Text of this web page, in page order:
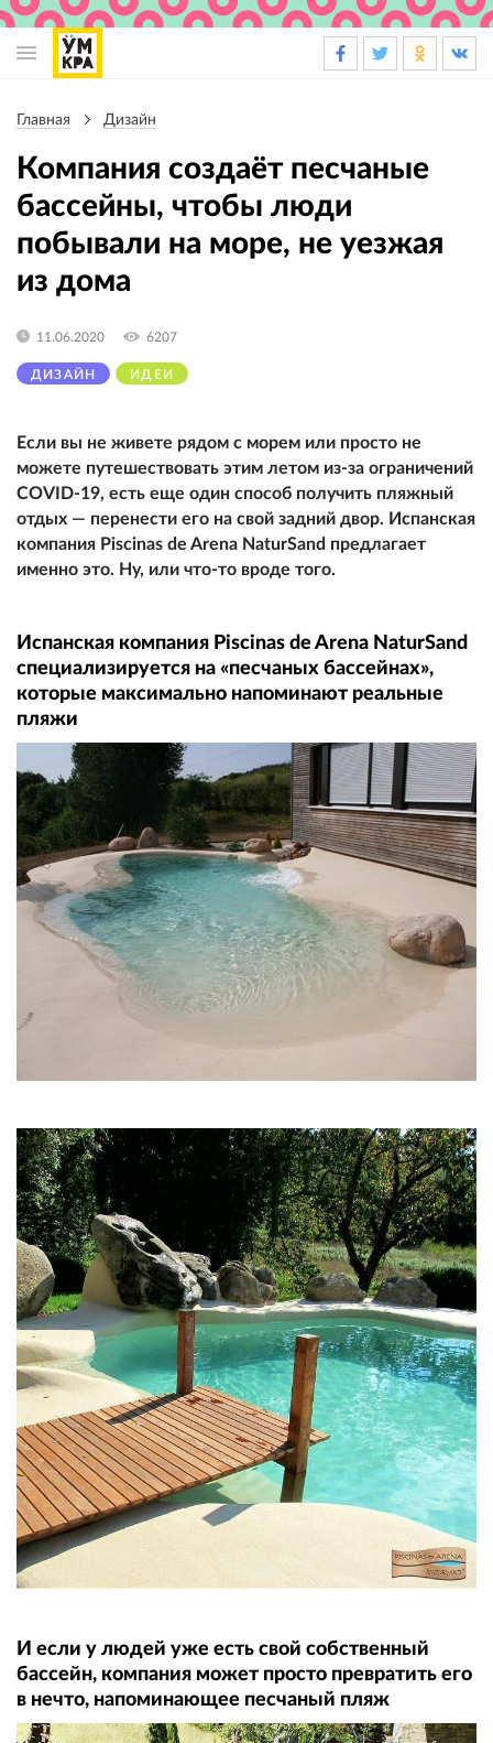
навигации
Главная Дизайн
Компания создаёт песчаные
бассейны, чтобы люди
побывали на море, не уезжая
из дома
ДИЗАЙН ИДЕИ
11.06.2020 6207
Если вы не живете рядом с морем или просто не
можете путешествовать этим летом из-за ограничений
COVID-19, есть еще один способ получить пляжный
отдых — перенести его на свой задний двор. Испанская
компания Piscinas de Arena NaturSand предлагает
именно это. Ну, или что-то вроде того.
Испанская компания Piscinas de Arena NaturSand
специализируется на «песчаных бассейнах»,
которые максимально напоминают реальные
пляжи
И если у людей уже есть свой собственный
бассейн, компания может просто превратить его
в нечто, напоминающее песчаный пляж